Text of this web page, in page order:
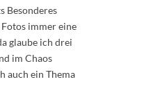
Besonderes
immer eine
glaube ich drei
im Chaos
auch ein Thema